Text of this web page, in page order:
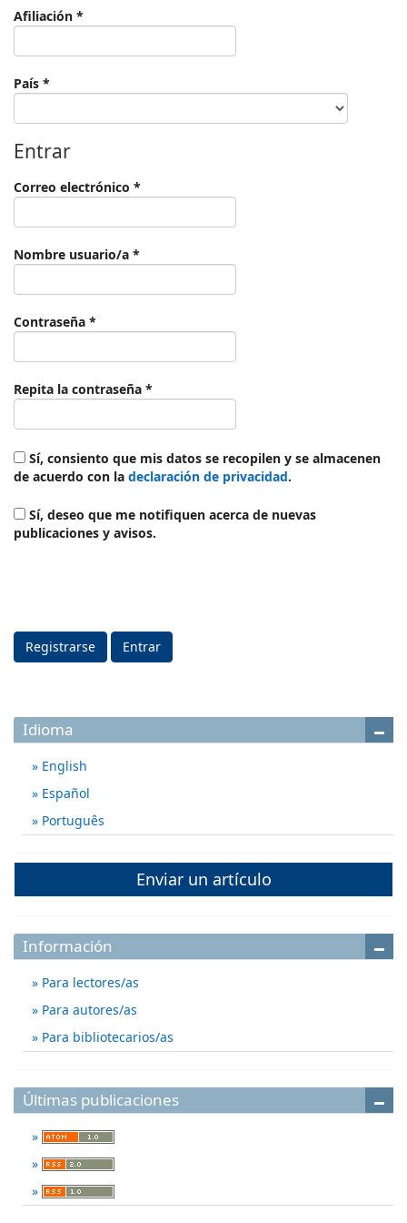
Afiliación *
País *
Entrar
Correo electrónico *
Nombre usuario/a *
Contraseña *
Repita la contraseña *
de acuerdo con la declaración de privacidad.
publicaciones y avisos.
Registrarse Entrar
Idioma
English
Español
Português
Enviar un artículo
Información
Para lectores/as
Para autores/as
Para bibliotecarios/as
Últimas publicaciones